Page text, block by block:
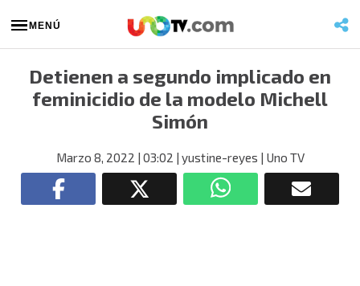
MENÚ
Detienen a segundo implicado en
feminicidio de la modelo Michell
Simón
Marzo 8, 2022 | 03:02 | yustine-reyes | Uno TV